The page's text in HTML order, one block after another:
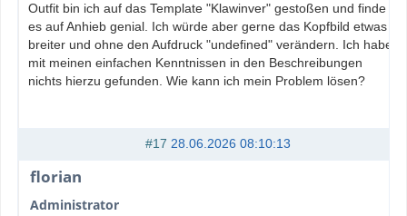
Outfit bin ich auf das Template "Klawinver" gestoßen und finde
es auf Anhieb genial. Ich würde aber gerne das Kopfbild etwas
breiter und ohne den Aufdruck "undefined" verändern. Ich habe
mit meinen einfachen Kenntnissen in den Beschreibungen
nichts hierzu gefunden. Wie kann ich mein Problem lösen?
#17 28.06.2026 08:10:13
florian
Administrator